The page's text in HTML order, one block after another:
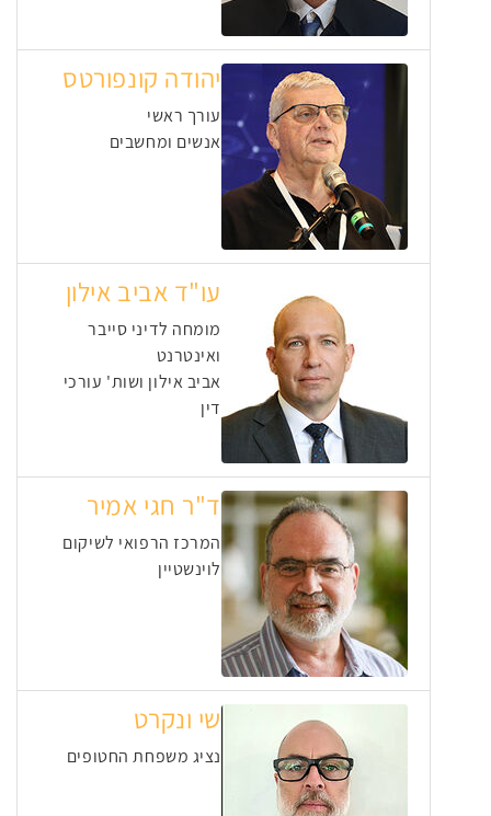
יהודה קונפורטס
עורך ראשי
אנשים ומחשבים
עו"ד אביב אילון
מומחה לדיני סייבר
ואינטרנט
אביב אילון ושות' עורכי
דין
ד"ר חגי אמיר
המרכז הרפואי לשיקום
לוינשטיין
שי ונקרט
נציג משפחת החטופים